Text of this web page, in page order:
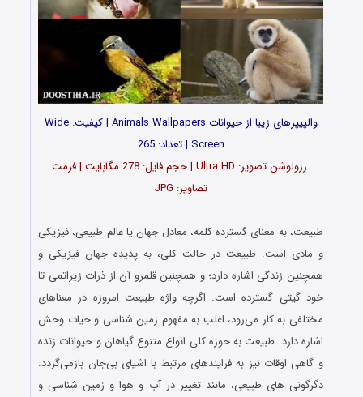
والپیپرهای زیبا از حیوانات Animals Wallpapers | کیفیت: Wide
Screen | تعداد: 265
رزولوشن تصویر: Ultra HD | حجم فایل: 278 مگابایت | فرمت
تصاویر: JPG
طبیعت، به معنای گسترده کلمه، معادل جهان یا عالم طبیعی، فیزیکی
و مادی است. طبیعت در حالت کلی، به پدیده جهان فیزیکی و
همچنین زندگی اشاره دارد؛ و همچنین قلمرو آن از ذرات زیراتمی تا
خود گیتی گسترده‌ است. اگرچه واژه طبیعت امروزه در معناهای
مختلفی به کار می‌رود، اغلب به مفهوم زمین‌ شناسی و حیات وحش
اشاره دارد. طبیعت به حوزه کلی انواع متنوع گیاهان و حیوانات زنده
و گاهی اوقات نیز به فرایندهای مرتبط با اشیای بی‌جان بازمی‌گردد.
دگرگونی‌ های طبیعی، مانند تغییر در آب‌ و هوا و زمین‌ شناسی و